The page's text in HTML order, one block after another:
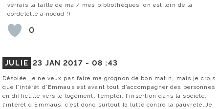
verrais la taille de ma / mes bibliothèques, on est loin de la
cordelette à noeud !)
0
JULIE 23 JAN 2017 -08 :43
Désolée, je ne veux pas faire ma grognon de bon matin, mais je crois
que l’intérêt d’Emmaus est avant tout d’accompagner des personnes
en difficulté vers le logement, l’emploi, l’insertion dans la société,
l’intérêt d’Emmaus, c’est donc surtout la lutte contre la pauvreté…Je